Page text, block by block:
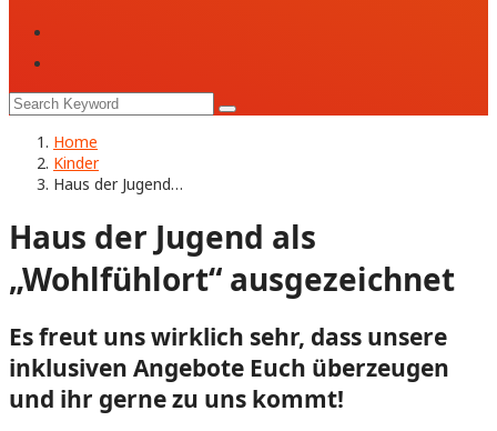
Home
Kinder
Haus der Jugend…
Haus der Jugend als
„Wohlfühlort“ ausgezeichnet
Es freut uns wirklich sehr, dass unsere
inklusiven Angebote Euch überzeugen
und ihr gerne zu uns kommt!